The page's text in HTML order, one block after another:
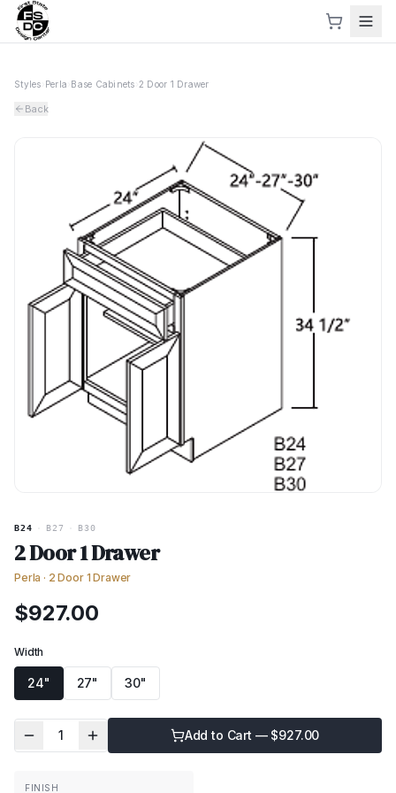
Styles Perla Base Cabinets 2 Door 1 Drawer
Back
B24 B27 B30
2 Door 1 Drawer
Perla · 2 Door 1 Drawer
$927.00
Width
24" 27" 30"
1 Add to Cart — $927.00
FINISH